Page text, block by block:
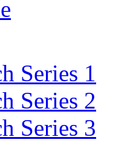
Series 1
Series 2
Series 3